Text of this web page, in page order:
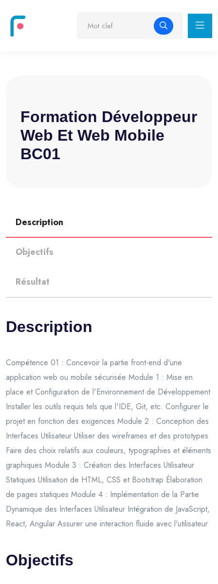
Formation Développeur
Web Et Web Mobile
BC01
Description
Objectifs
Résultat
Description
Compétence 01 : Concevoir la partie front-end d'une
application web ou mobile sécurisée Module 1 : Mise en
place et Configuration de l'Environnement de Développement
Installer les outils requis tels que l'IDE, Git, etc. Configurer le
projet en fonction des exigences Module 2 : Conception des
Interfaces Utilisateur Utiliser des wireframes et des prototypes
Faire des choix relatifs aux couleurs, typographies et éléments
graphiques Module 3 : Création des Interfaces Utilisateur
Statiques Utilisation de HTML, CSS et Bootstrap Élaboration
de pages statiques Module 4 : Implémentation de la Partie
Dynamique des Interfaces Utilisateur Intégration de JavaScript,
React, Angular Assurer une interaction fluide avec l'utilisateur
Objectifs